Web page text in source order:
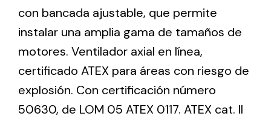
Iluminación Solar
Variedad de soluciones solares para todo tipo
de necesidades.
con bancada ajustable, que permite
instalar una amplia gama de tamaños de
motores. Ventilador axial en línea,
certificado ATEX para áreas con riesgo de
explosión. Con certificación número
50630, de LOM 05 ATEX 0117. ATEX cat. II